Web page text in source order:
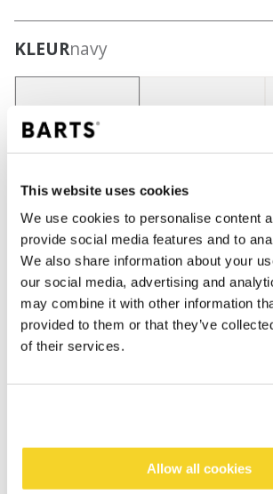
This website uses cookies
We use cookies to personalise content
provide social media features and to
We also share information about your
our social media, advertising and
may combine it with other information
provided to them or that they’ve
of their services.
Allow all cookies
KLEURnavy
Bestellingen die op werkdagen vóór
Gratis verzending voor orders boven